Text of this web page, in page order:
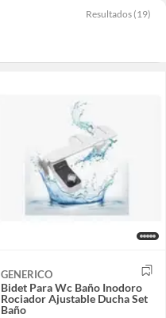
Resultados (19)
GENERICO
Bidet Para Wc Baño Inodoro
Rociador Ajustable Ducha Set
Baño